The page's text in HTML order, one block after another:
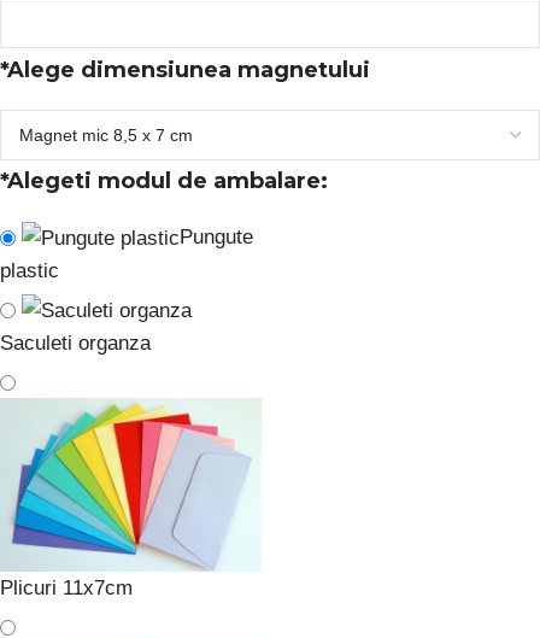
*Alege dimensiunea magnetului
*Alegeti modul de ambalare:
Pungute
plastic
Saculeti organza
Plicuri 11x7cm